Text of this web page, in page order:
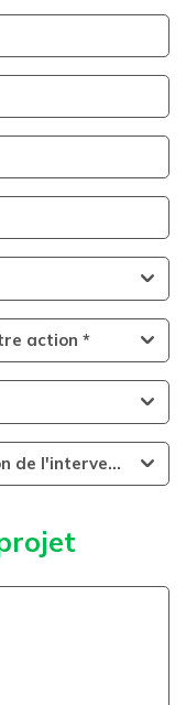
action *
Lieu de l'action (lieu d'intervention de l'intervenant)